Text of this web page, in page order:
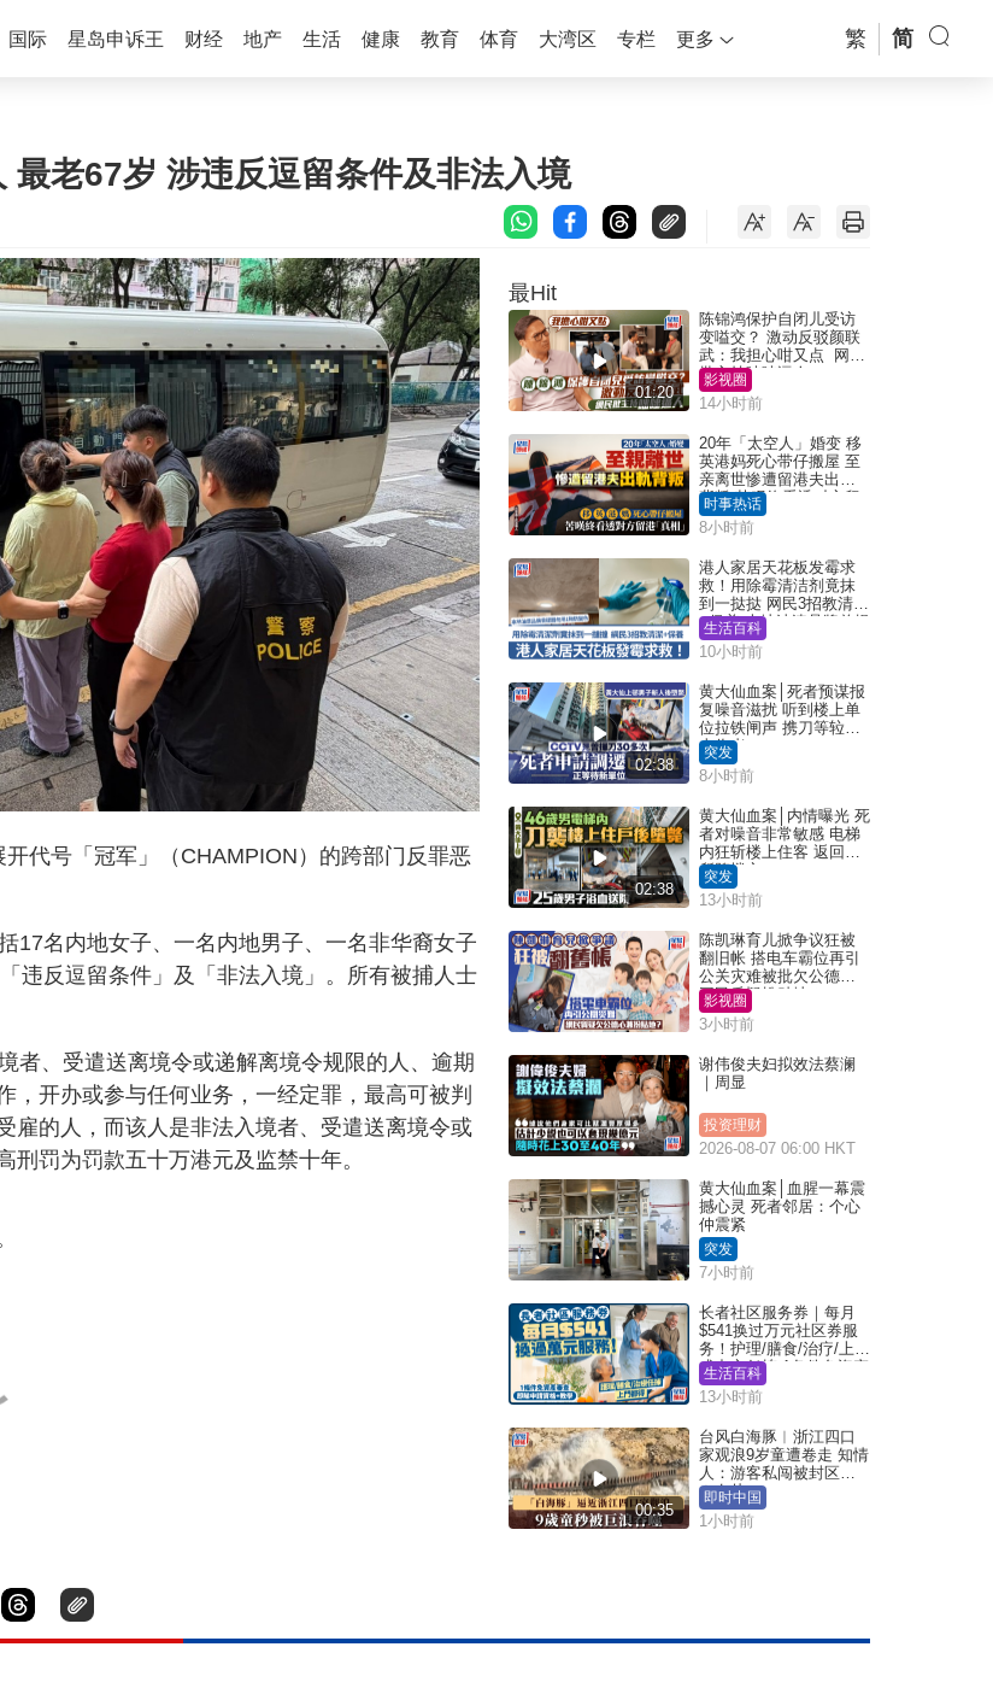
国际 星岛申诉王 财经 地产 生活 健康 教育 体育 大湾区 专栏 更多 繁 简
老67岁 涉违反逗留条件及非法入境
代号「冠军」（CHAMPION）的跨部门反罪恶
17名内地女子、一名内地男子、一名非华裔女子
违反逗留条件」及「非法入境」。所有被捕人士
者、受遣送离境令或递解离境令规限的人、逾期
开办或参与任何业务，一经定罪，最高可被判
雇的人，而该人是非法入境者、受遣送离境令或
罚为罚款五十万港元及监禁十年。
最Hit
01:20
陈锦鸿保护自闭儿受访
变嗌交？ 激动反驳颜联
武：我担心咁又点 网民
批主持咄咄逼人
影视圈
14小时前
20年「太空人」婚变 移
英港妈死心带仔搬屋 至
亲离世惨遭留港夫出轨
背叛 苦叹终看透对方留
港「真相」｜Juicy叮
时事热话
8小时前
港人家居天花板发霉求
救！用除霉清洁剂竟抹
到一挞挞 网民3招教清洁
+保养 本地油漆品牌曾提
醒勿用1物防变色
生活百科
10小时前
02:38
黄大仙血案│死者预谋报
复噪音滋扰 听到楼上单
位拉铁闸声 携刀等䢂伏
击伤者
突发
8小时前
02:38
黄大仙血案│内情曝光 死
者对噪音非常敏感 电梯
内狂斩楼上住客 返回住
所堕楼亡
突发
13小时前
陈凯琳育儿掀争议狂被
翻旧帐 搭电车霸位再引
公关灾难被批欠公德心
网民质疑扮贴地？
影视圈
3小时前
谢伟俊夫妇拟效法蔡澜
｜周显
投资理财
2026-08-07 06:00 HKT
黄大仙血案│血腥一幕震
撼心灵 死者邻居：个心
仲震紧
突发
7小时前
长者社区服务券｜每月
$541换过万元社区券服
务！护理/膳食/治疗/上门
或中心任拣 1条件免资产
审查（附申请资格及教
学）
生活百科
13小时前
00:35
台风白海豚︱浙江四口
家观浪9岁童遭卷走 知情
人：游客私闯被封区域
︱有片
即时中国
1小时前